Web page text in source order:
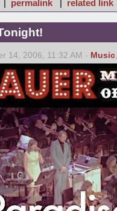
permalink| related link
14, 2006, 11:32 AM - Music